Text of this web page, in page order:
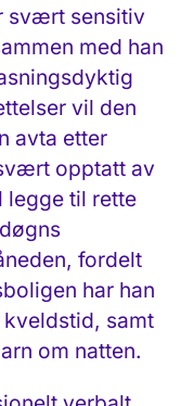
svært sensitiv
med han
vil den
avta etter
opptatt av
legge til rette
fordelt
har han
samt
om natten.